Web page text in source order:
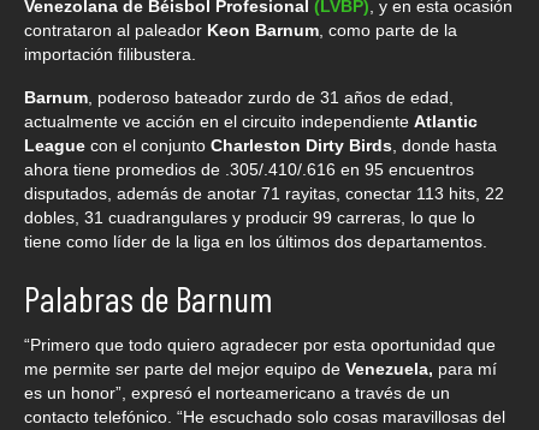
Venezolana de Béisbol Profesional (LVBP), y en esta ocasión
contrataron al paleador Keon Barnum, como parte de la
importación filibustera.
Barnum, poderoso bateador zurdo de 31 años de edad,
actualmente ve acción en el circuito independiente Atlantic
League con el conjunto Charleston Dirty Birds, donde hasta
ahora tiene promedios de .305/.410/.616 en 95 encuentros
disputados, además de anotar 71 rayitas, conectar 113 hits, 22
dobles, 31 cuadrangulares y producir 99 carreras, lo que lo
tiene como líder de la liga en los últimos dos departamentos.
Palabras de Barnum
“Primero que todo quiero agradecer por esta oportunidad que
me permite ser parte del mejor equipo de Venezuela, para mí
es un honor”, expresó el norteamericano a través de un
contacto telefónico. “He escuchado solo cosas maravillosas del